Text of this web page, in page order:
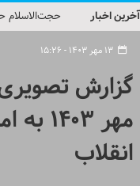
آخرین اخبار
حجت‌الاسلام
مراسم
گزارش
گزارش
۱۳ مهر ۱۴۰۳ - ۱۵:۲۶
مهر
انقلاب